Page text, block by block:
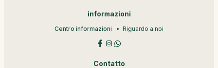
informazioni
Centro informazioni Riguardo a noi
Contatto